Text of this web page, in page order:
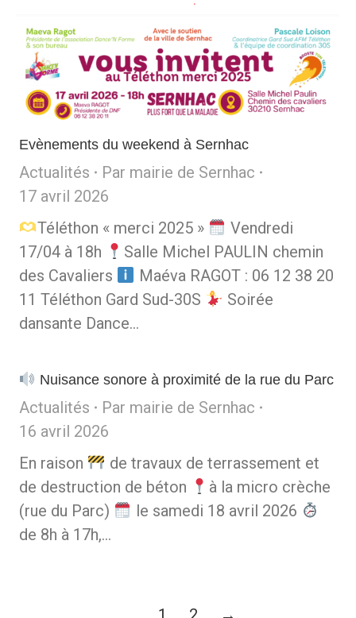
Evènements du weekend à Sernhac
Actualités Par mairie de Sernhac
17 avril 2026
Téléthon « merci 2025 »
Vendredi
17/04 à 18h
Salle Michel PAULIN chemin
des Cavaliers
Maéva RAGOT : 06 12 38 20
11 Téléthon Gard Sud-30S
Soirée
dansante Dance…
Nuisance sonore à proximité de la rue du Parc
Actualités Par mairie de Sernhac
16 avril 2026
En raison
de travaux de terrassement et
de destruction de béton
à la micro crèche
(rue du Parc)
le samedi 18 avril 2026
de 8h à 17h,…